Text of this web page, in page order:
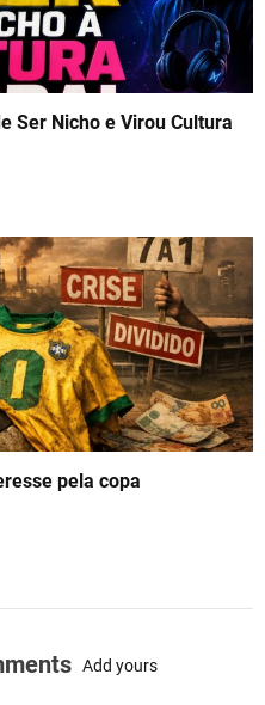
Ser Nicho e Virou Cultura
pela copa
Add yours